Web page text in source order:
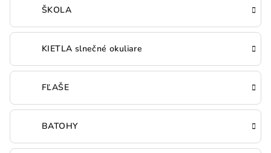
ŠKOLA
KIETLA slnečné okuliare
FĽAŠE
BATOHY